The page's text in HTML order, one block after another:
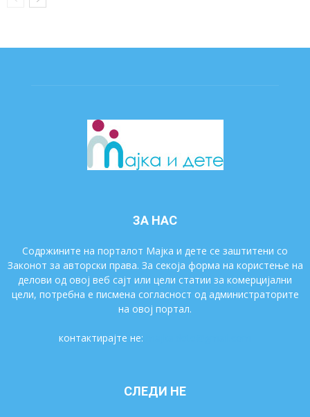
ЗА НАС
Содржините на порталот Мајка и дете се заштитени со
Законот за авторски права. За секоја форма на користење на
делови од овој веб сајт или цели статии за комерцијални
цели, потребна е писмена согласност од администраторите
на овој портал.
контактирајте не:
СЛЕДИ НЕ